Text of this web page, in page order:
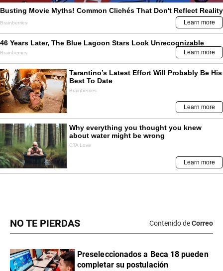
NO TE PIERDAS Contenido deCorreo
Preseleccionados a Beca 18 pueden
completar su postulación